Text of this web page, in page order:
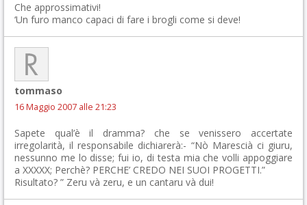
Che approssimativi!
‘Un furo manco capaci di fare i brogli come si deve!
tommaso
16 Maggio 2007 alle 21:23
Sapete qual’è il dramma? che se venissero accertate
irregolarità, il responsabile dichiarerà:- “Nò Marescià ci giuru,
nessunno me lo disse; fui io, di testa mia che volli appoggiare
a XXXXX; Perchè? PERCHE’ CREDO NEI SUOI PROGETTI.”
Risultato? ” Zeru và zeru, e un cantaru và dui!